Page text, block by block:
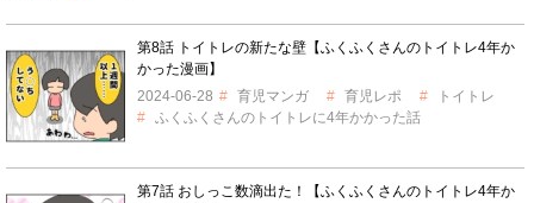
第8話 トイトレの新たな壁【ふくふくさんのトイトレ4年か
かった漫画】
2024-06-28
育児マンガ 育児レポ
トイトレ
ふくふくさんのトイトレに4年かかった話
第7話 おしっこ数滴出た！【ふくふくさんのトイトレ4年か